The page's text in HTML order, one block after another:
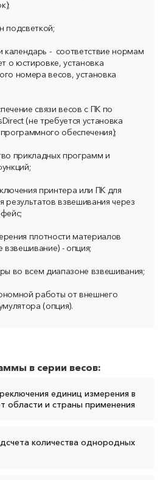
подсветкой;
календарь - соответствие нормам
о юстировке, установка
номера весов, установка
связи весов с ПК по
(не требуется установка
обеспечения);
прикладных программ и
принтера или ПК для
результатов взвешивания через
плотности материалов
взвешивание) - опция;
во всем диапазоне взвешивания;
работы от внешнего
(опция).
в серии весов:
единиц измерения в
области и страны применения
количества однородных